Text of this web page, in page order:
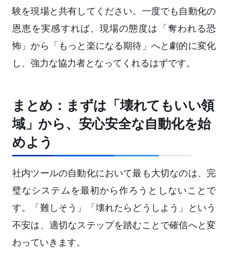
験を現場と共有してください。一度でも自動化の
恩恵を実感すれば、現場の態度は「奪われる恐
怖」から「もっと楽になる期待」へと劇的に変化
し、強力な協力者となってくれるはずです。
まとめ：まずは「壊れてもいい領
域」から、安心安全な自動化を始
めよう
社内ツールの自動化において最も大切なのは、完
璧なシステムを最初から作ろうとしないことで
す。「難しそう」「壊れたらどうしよう」という
不安は、適切なステップを踏むことで確信へと変
わっていきます。